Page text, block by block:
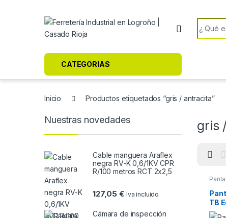
Search
CATEGORIAS
Inicio Productos etiquetados “gris / antracita”
gris
TB
Nuestras novedades
Cable manguera Araflex
negra RV-K 0,6/1KV CPR
R/100 metros RCT 2x2,5
127,05€ Iva incluido
Cámara de inspección